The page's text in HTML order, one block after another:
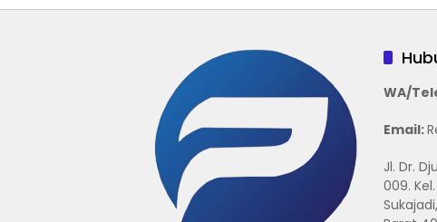
WA/
Email:
Jl. Dr.
009.